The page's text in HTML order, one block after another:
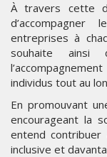
À travers cette
entreprises à
souhaite
individus tout au
En promouvant
encourageant la
entend
inclusive et